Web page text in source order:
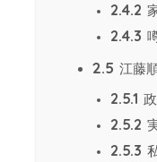
2.4.2
2.4.3
2.5 江藤
2.5.1
2.5.2
2.5.3